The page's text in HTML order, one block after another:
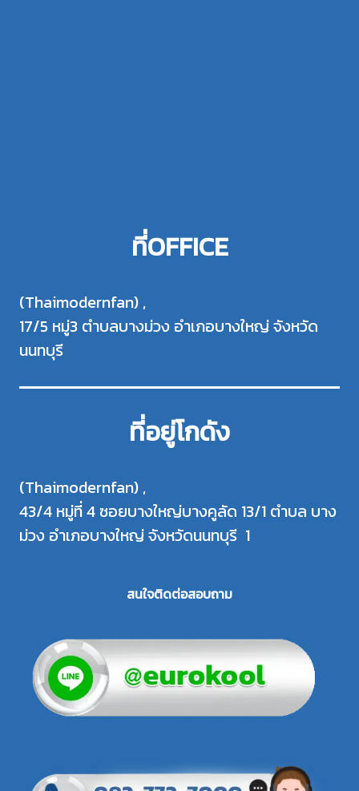
ที่OFFICE
(Thaimodernfan) ,
17/5 หมู่3 ตำบลบางม่วง อำเภอบางใหญ่ จังหวัด
นนทบุรี
ที่อยู่โกดัง
(Thaimodernfan) ,
43/4 หมู่ที่ 4 ซอยบางใหญ่บางคูลัด 13/1 ตำบล บาง
ม่วง อำเภอบางใหญ่ จังหวัดนนทบุรี 1
สนใจติดต่อสอบถาม